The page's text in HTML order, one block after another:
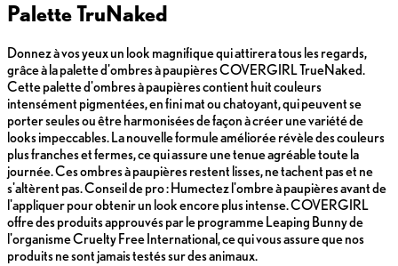
Palette TruNaked
Donnez à vos yeux un look magnifique qui attirera tous les regards,
grâce à la palette d'ombres à paupières COVERGIRL TrueNaked.
Cette palette d'ombres à paupières contient huit couleurs
intensément pigmentées, en fini mat ou chatoyant, qui peuvent se
porter seules ou être harmonisées de façon à créer une variété de
looks impeccables. La nouvelle formule améliorée révèle des couleurs
plus franches et fermes, ce qui assure une tenue agréable toute la
journée. Ces ombres à paupières restent lisses, ne tachent pas et ne
s'altèrent pas. Conseil de pro : Humectez l'ombre à paupières avant de
l'appliquer pour obtenir un look encore plus intense. COVERGIRL
offre des produits approuvés par le programme Leaping Bunny de
l'organisme Cruelty Free International, ce qui vous assure que nos
produits ne sont jamais testés sur des animaux.